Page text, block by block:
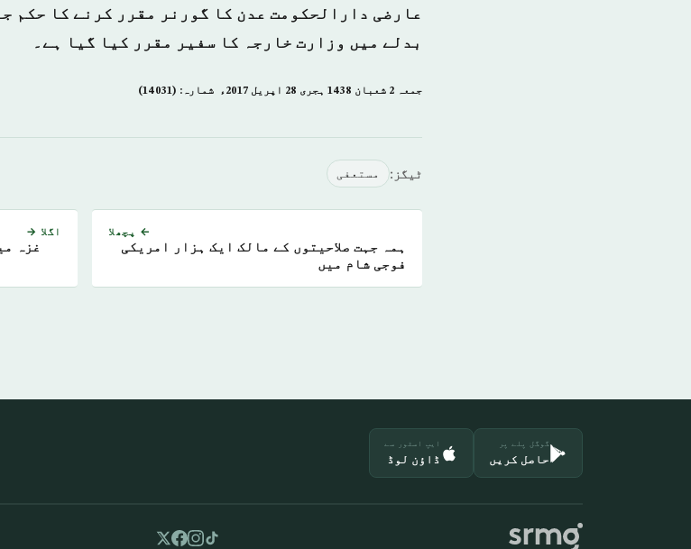
عارضی دارالحکومت عدن کا گورنر مقرر کرنے کا حکم
بدلے میں وزارت خارجہ کا سفیر مقرر کیا گیا ہے۔
جمعہ 2 شعبان 1438 ہجری­ 28 اپریل 2017ء شمارہ: (14031)
ٹیگز: مستعفی
← پچھلا
ہمہ جہت صلاحیتوں کے مالک ایک ہزار امریکی
فوجی شام میں
اگلا →
غزہ
گوگل پلے پر
حاصل کریں
ایپ اسٹور سے
ڈاؤن لوڈ